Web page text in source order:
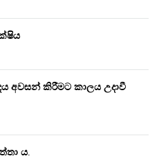
අවසන් කිරීමට කාලය උදාවී
ය.